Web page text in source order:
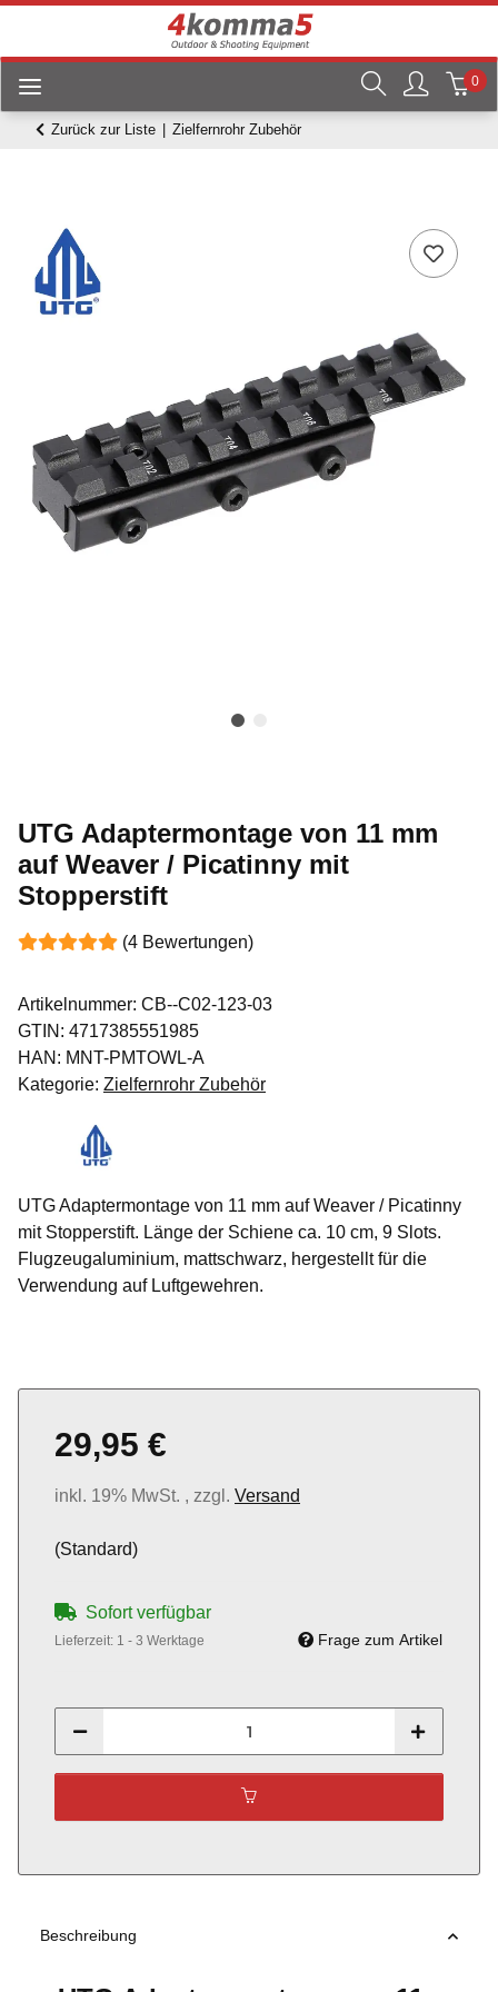
0
Zurück zur Liste Zielfernrohr Zubehör
UTG Adaptermontage von 11 mm
auf Weaver / Picatinny mit
Stopperstift
(4 Bewertungen)
Artikelnummer: CB--C02-123-03
GTIN: 4717385551985
HAN: MNT-PMTOWL-A
Kategorie: Zielfernrohr Zubehör
UTG Adaptermontage von 11 mm auf Weaver / Picatinny
mit Stopperstift. Länge der Schiene ca. 10 cm, 9 Slots.
Flugzeugaluminium, mattschwarz, hergestellt für die
Verwendung auf Luftgewehren.
29,95 €
inkl. 19% MwSt. , zzgl. Versand
(Standard)
Sofort verfügbar
Lieferzeit: 1 - 3 Werktage Frage zum Artikel
Beschreibung